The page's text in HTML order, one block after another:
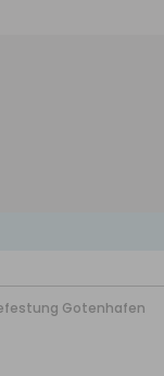
Gotenhafen